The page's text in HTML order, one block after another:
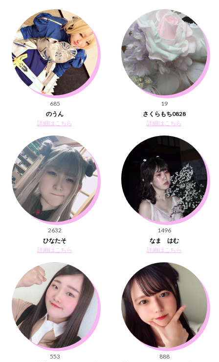
685
のうん
詳細はこちら
19
さくらもち0828
詳細はこちら
2632
ひなたそ
詳細はこちら
1496
なま はむ
詳細はこちら
553
888